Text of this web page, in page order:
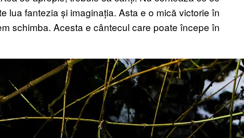
lua fantezia și imaginația. Asta e o mică victorie în
schimba. Acesta e cântecul care poate începe în